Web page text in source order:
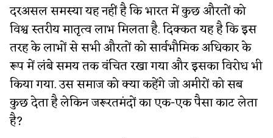
दरअसल समस्या यह नहीं है कि भारत में कुछ औरतों को
विश्व स्तरीय मातृत्व लाभ मिलता है. दिक्कत यह है कि इस
तरह के लाभों से सभी औरतों को सार्वभौमिक अधिकार के
रूप में लंबे समय तक वंचित रखा गया और इसका विरोध भी
किया गया. उस समाज को क्या कहेंगे जो अमीरों को सब
कुछ देता है लेकिन जरूरतमंदों का एक-एक पैसा काट लेता
है?